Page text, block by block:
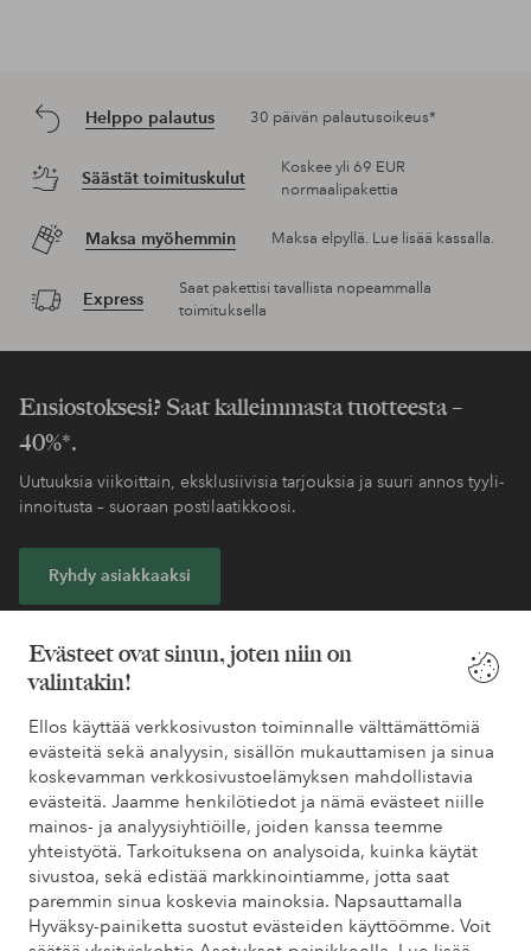
Evästeet ovat sinun, joten niin on
valintakin!
Ellos käyttää verkkosivuston toiminnalle välttämättömiä
evästeitä sekä analyysin, sisällön mukauttamisen ja sinua
koskevamman verkkosivustoelämyksen mahdollistavia
evästeitä. Jaamme henkilötiedot ja nämä evästeet niille
mainos- ja analyysiyhtiöille, joiden kanssa teemme
yhteistyötä. Tarkoituksena on analysoida, kuinka käytät
sivustoa, sekä edistää markkinointiamme, jotta saat
paremmin sinua koskevia mainoksia. Napsauttamalla
Hyväksy-painiketta suostut evästeiden käyttöömme. Voit
Helppo palautus 30 päivän palautusoikeus*
Säästät toimituskulut
Koskee yli 69 EUR
normaalipakettia
Maksa myöhemmin Maksa elpyllä. Lue lisää kassalla.
Express
Saat pakettisi tavallista nopeammalla
toimituksella
Ensiostoksesi? Saat kalleimmasta tuotteesta –
40%*.
Uutuuksia viikoittain, eksklusiivisia tarjouksia ja suuri annos tyyli-
innoitusta – suoraan postilaatikkoosi.
Ryhdy asiakkaaksi
Tarvitsetko apua?
Löydät vastaukset useimmin kysyttyihin kysymyksiin usein
kysytyistä kysymyksistä. Löydät myös tietoa siitä, miten voit ottaa
meihin yhteyttä.
Asiakaspalvelu Tilaukset Maksutavat